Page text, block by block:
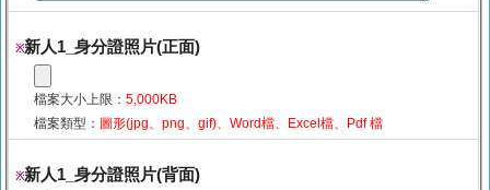
※新人1_身分證照片(正面)
檔案大小上限： 5,000KB
檔案類型： 圖形(jpg、png、gif)、Word檔、Excel檔、Pdf 檔
※新人1_身分證照片(背面)